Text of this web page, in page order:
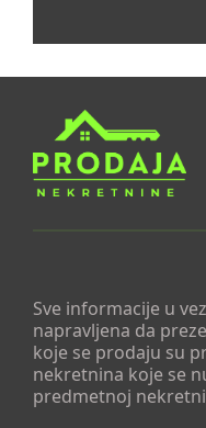
Sve informacije u
napravljena da
koje se prodaju su
nekretnina koje se
predmetnoj